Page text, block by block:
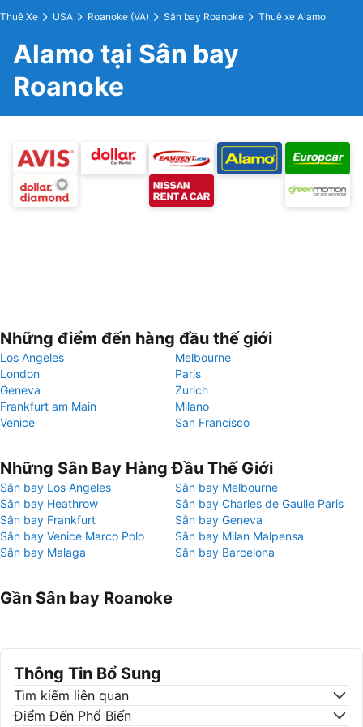
Thuê Xe USA Roanoke (VA) Sân bay Roanoke Thuê xe Alamo
Alamo tại Sân bay
Roanoke
Những điểm đến hàng đầu thế giới
Los Angeles
Melbourne
London
Paris
Geneva
Zurich
Frankfurt am Main
Milano
Venice
San Francisco
Những Sân Bay Hàng Đầu Thế Giới
Sân bay Los Angeles
Sân bay Melbourne
Sân bay Heathrow
Sân bay Charles de Gaulle Paris
Sân bay Frankfurt
Sân bay Geneva
Sân bay Venice Marco Polo
Sân bay Milan Malpensa
Sân bay Malaga
Sân bay Barcelona
Gần Sân bay Roanoke
Thông Tin Bổ Sung
Tìm kiếm liên quan
Điểm Đến Phổ Biến